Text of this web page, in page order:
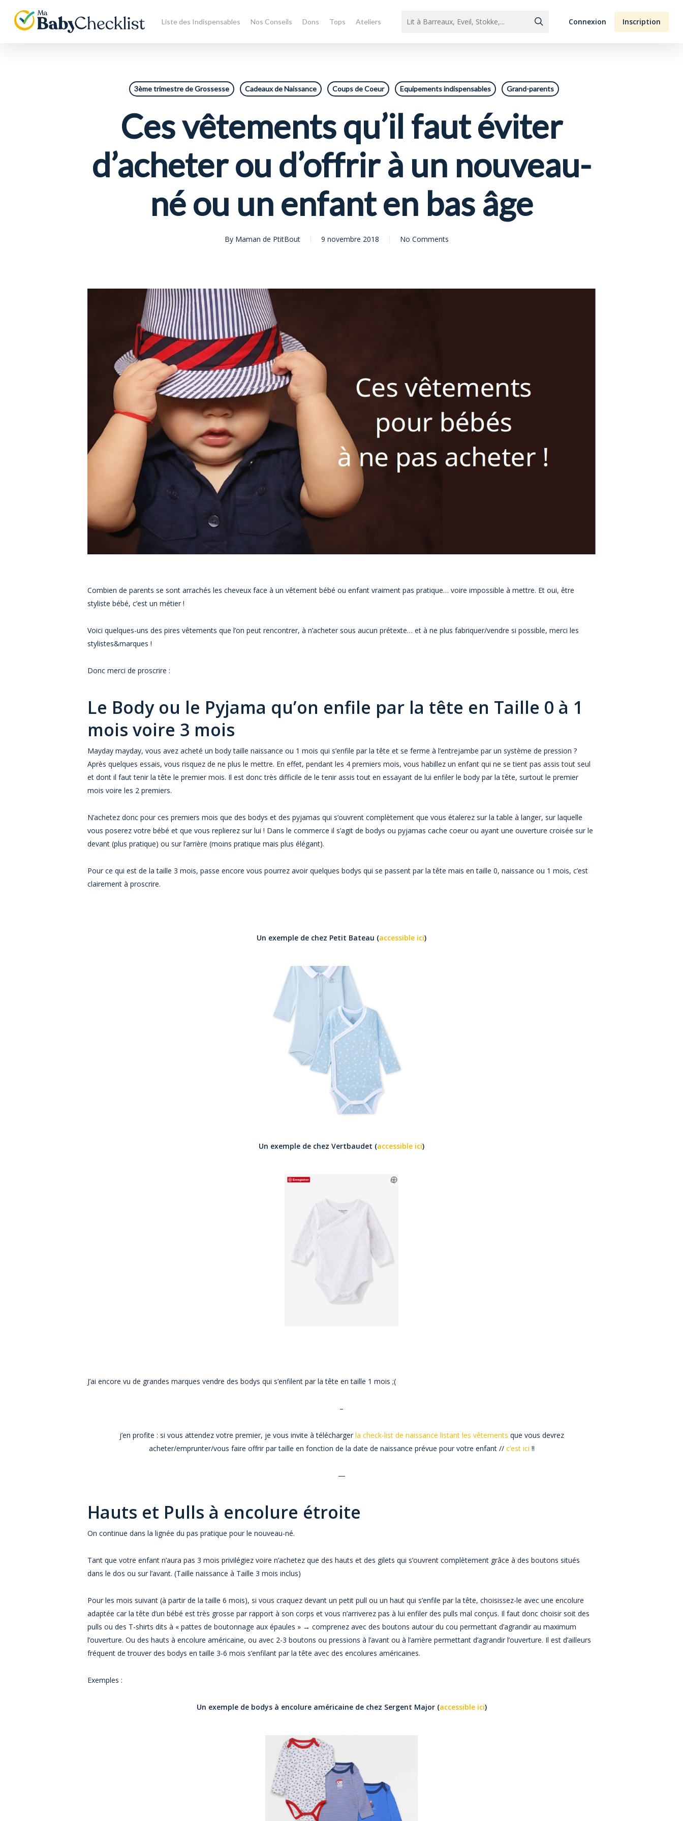
Liste des Indispensables Nos Conseils Dons Tops Ateliers Connexion Inscription
3ème trimestre de Grossesse Cadeaux de Naissance Coups de Coeur Equipements indispensables Grand-parents
Ces vêtements qu’il faut éviter
d’acheter ou d’offrir à un nouveau-
né ou un enfant en bas âge
By Maman de PtitBout 9 novembre 2018 No Comments
Combien de parents se sont arrachés les cheveux face à un vêtement bébé ou enfant vraiment pas pratique… voire impossible à mettre. Et oui, être
styliste bébé, c’est un métier !
Voici quelques-uns des pires vêtements que l’on peut rencontrer, à n’acheter sous aucun prétexte… et à ne plus fabriquer/vendre si possible, merci les
stylistes&marques !
Donc merci de proscrire :
Le Body ou le Pyjama qu’on enfile par la tête en Taille 0 à 1
mois voire 3 mois
Mayday mayday, vous avez acheté un body taille naissance ou 1 mois qui s’enfile par la tête et se ferme à l’entrejambe par un système de pression ?
Après quelques essais, vous risquez de ne plus le mettre. En effet, pendant les 4 premiers mois, vous habillez un enfant qui ne se tient pas assis tout seul
et dont il faut tenir la tête le premier mois. Il est donc très difficile de le tenir assis tout en essayant de lui enfiler le body par la tête, surtout le premier
mois voire les 2 premiers.
N’achetez donc pour ces premiers mois que des bodys et des pyjamas qui s’ouvrent complètement que vous étalerez sur la table à langer, sur laquelle
vous poserez votre bébé et que vous replierez sur lui ! Dans le commerce il s’agit de bodys ou pyjamas cache coeur ou ayant une ouverture croisée sur le
devant (plus pratique) ou sur l’arrière (moins pratique mais plus élégant).
Pour ce qui est de la taille 3 mois, passe encore vous pourrez avoir quelques bodys qui se passent par la tête mais en taille 0, naissance ou 1 mois, c’est
clairement à proscrire.
Un exemple de chez Petit Bateau (accessible ici)
Un exemple de chez Vertbaudet (accessible ici)
J’ai encore vu de grandes marques vendre des bodys qui s’enfilent par la tête en taille 1 mois ;(
–
j’en profite : si vous attendez votre premier, je vous invite à télécharger la check-list de naissance listant les vêtements que vous devrez
acheter/emprunter/vous faire offrir par taille en fonction de la date de naissance prévue pour votre enfant // c’est ici !!
—
Hauts et Pulls à encolure étroite
On continue dans la lignée du pas pratique pour le nouveau-né.
Tant que votre enfant n’aura pas 3 mois privilégiez voire n’achetez que des hauts et des gilets qui s’ouvrent complètement grâce à des boutons situés
dans le dos ou sur l’avant. (Taille naissance à Taille 3 mois inclus)
Pour les mois suivant (à partir de la taille 6 mois), si vous craquez devant un petit pull ou un haut qui s’enfile par la tête, choisissez-le avec une encolure
adaptée car la tête d’un bébé est très grosse par rapport à son corps et vous n’arriverez pas à lui enfiler des pulls mal conçus. Il faut donc choisir soit des
pulls ou des T-shirts dits à « pattes de boutonnage aux épaules » → comprenez avec des boutons autour du cou permettant d’agrandir au maximum
l’ouverture. Ou des hauts à encolure américaine, ou avec 2-3 boutons ou pressions à l’avant ou à l’arrière permettant d’agrandir l’ouverture. Il est d’ailleurs
fréquent de trouver des bodys en taille 3-6 mois s’enfilant par la tête avec des encolures américaines.
Exemples :
Un exemple de bodys à encolure américaine de chez Sergent Major (accessible ici)